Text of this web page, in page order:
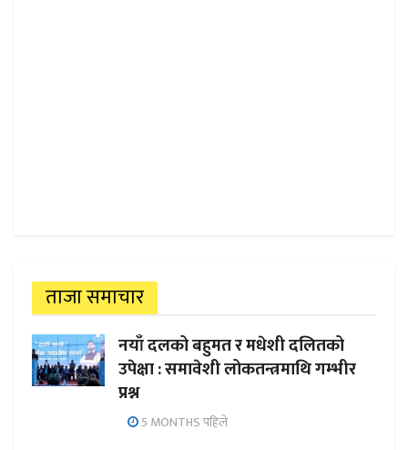
ताजा समाचार
नयाँ दलको बहुमत र मधेशी दलितको
उपेक्षा : समावेशी लोकतन्त्रमाथि गम्भीर
प्रश्न
5 MONTHS पहिले